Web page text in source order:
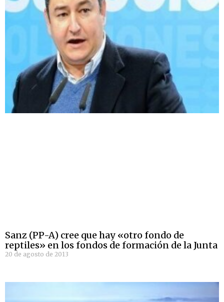
Sanz (PP-A) cree que hay «otro fondo de
reptiles» en los fondos de formación de la Junta
20 de agosto de 2013